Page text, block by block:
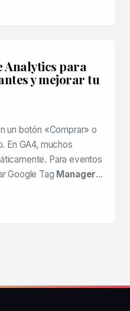
Analytics para
y mejorar tu
un botón «Comprar» o
En GA4, muchos
Para eventos
Google Tag Manager…